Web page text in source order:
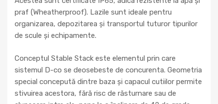
praf (Wheatherproof). Lazile sunt ideale pentru
organizarea, depozitarea și transportul tuturor tipurilor
de scule și echipamente.
Conceptul Stable Stack este elementul prin care
sistemul D-co se deosebeste de concurenta. Geometria
special concepută dintre baza și capacul cutiilor permite
stivuirea acestora, fără risc de răsturnare sau de